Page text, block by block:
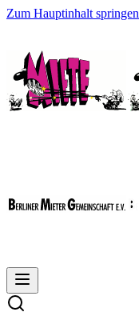
Zum Hauptinhalt springen